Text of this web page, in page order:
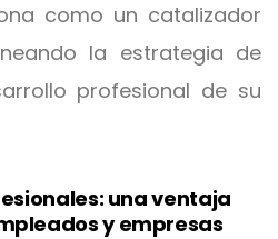
como un catalizador
la estrategia de
profesional de su
una ventaja
y empresas